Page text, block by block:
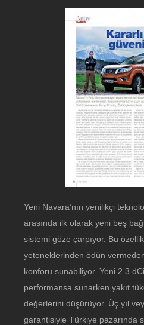
Yeni Navara’nın yenilikçi
arasında ilk olarak yeni beş
sistemi göze çarpıyor. Bu
yeteneklerinden ödün
konforu sunabiliyor. Yeni 2.3
performansa sunarken yakıt
değerlerini düşürüyor. Üç yıl
garantisiyle Türkiye pazarında